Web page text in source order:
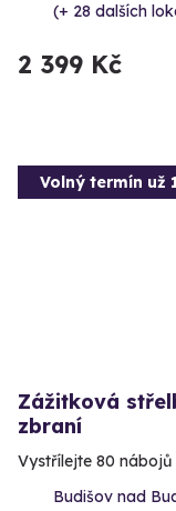
(+ 28 dalších
2 399 Kč
Volný termín už
Zážitková
zbraní
Vystřílejte 80 nábojů
Budišov nad